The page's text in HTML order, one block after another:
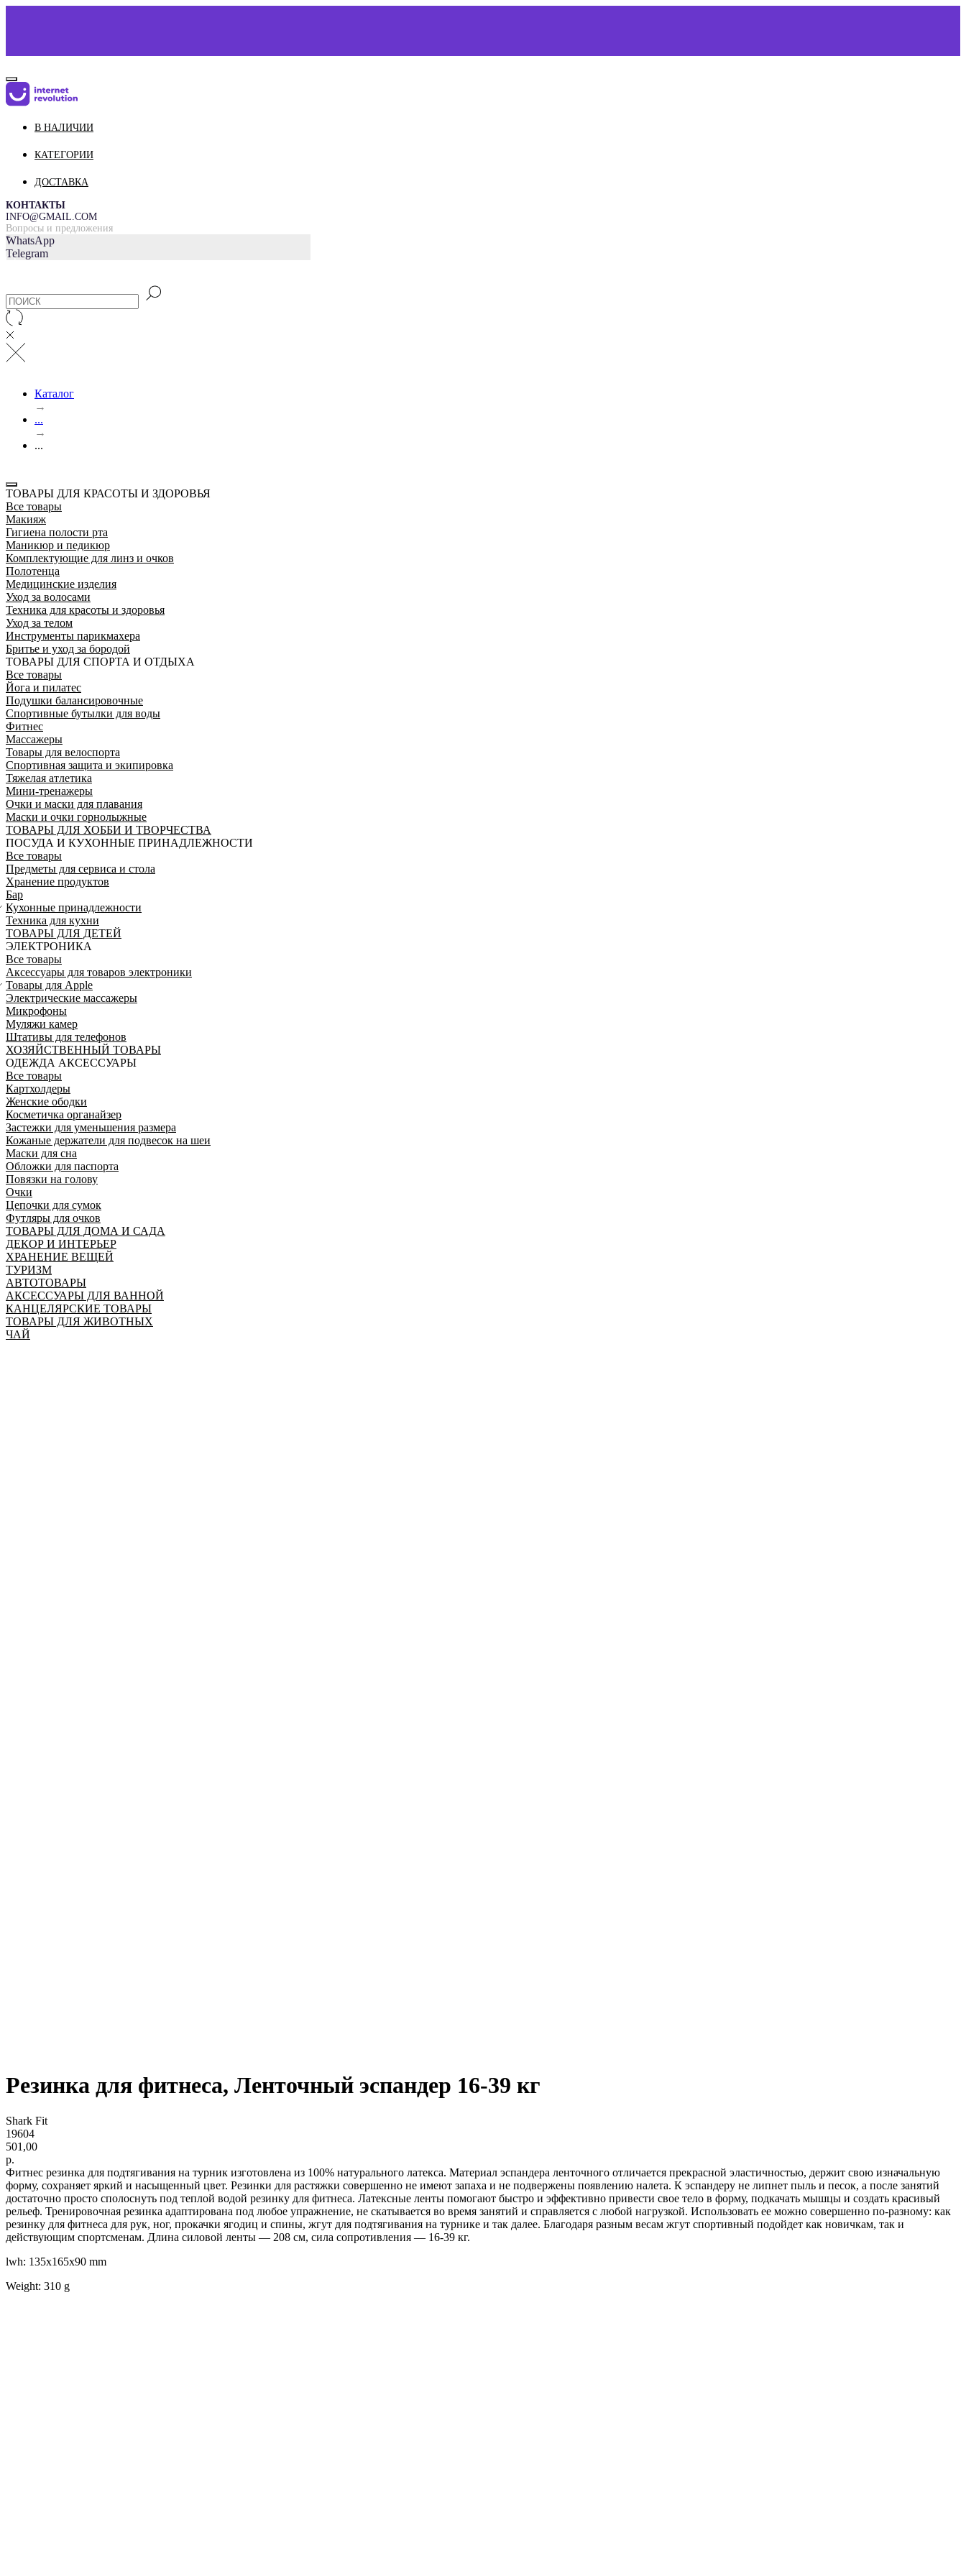
О НАС
ДОСТАВКА И ОПЛАТА
=
В НАЛИЧИИ
КАТЕГОРИИ
ДОСТАВКА
КОНТАКТЫ
INFO@GMAIL.COM
Вопросы и предложения
WhatsApp
Telegram
Каталог
→
...
→
...
ТОВАРЫ ДЛЯ КРАСОТЫ И ЗДОРОВЬЯ
Все товары
Макияж
Гигиена полости рта
Маникюр и педикюр
Комплектующие для линз и очков
Полотенца
Медицинские изделия
Уход за волосами
Техника для красоты и здоровья
Уход за телом
Инструменты парикмахера
Бритье и уход за бородой
ТОВАРЫ ДЛЯ СПОРТА И ОТДЫХА
Все товары
Йога и пилатес
Подушки балансировочные
Спортивные бутылки для воды
Фитнес
Массажеры
Товары для велоспорта
Спортивная защита и экипировка
Тяжелая атлетика
Мини-тренажеры
Очки и маски для плавания
Маски и очки горнолыжные
ТОВАРЫ ДЛЯ ХОББИ И ТВОРЧЕСТВА
ПОСУДА И КУХОННЫЕ ПРИНАДЛЕЖНОСТИ
Все товары
Предметы для сервиса и стола
Хранение продуктов
Бар
Кухонные принадлежности
Техника для кухни
ТОВАРЫ ДЛЯ ДЕТЕЙ
ЭЛЕКТРОНИКА
Все товары
Аксессуары для товаров электроники
Товары для Apple
Электрические массажеры
Микрофоны
Муляжи камер
Штативы для телефонов
ХОЗЯЙСТВЕННЫЙ ТОВАРЫ
ОДЕЖДА АКСЕССУАРЫ
Все товары
Картхолдеры
Женские ободки
Косметичка органайзер
Застежки для уменьшения размера
Кожаные держатели для подвесок на шеи
Маски для сна
Обложки для паспорта
Повязки на голову
Очки
Цепочки для сумок
Футляры для очков
ТОВАРЫ ДЛЯ ДОМА И САДА
ДЕКОР И ИНТЕРЬЕР
ХРАНЕНИЕ ВЕЩЕЙ
ТУРИЗМ
АВТОТОВАРЫ
АКСЕССУАРЫ ДЛЯ ВАННОЙ
КАНЦЕЛЯРСКИЕ ТОВАРЫ
ТОВАРЫ ДЛЯ ЖИВОТНЫХ
ЧАЙ
Резинка для фитнеса, Ленточный эспандер 16-39 кг
Shark Fit
19604
501,00
р.
Фитнес резинка для подтягивания на турник изготовлена из 100% натурального латекса. Материал эспандера ленточного отличается прекрасной эластичностью, держит свою изначальную
форму, сохраняет яркий и насыщенный цвет. Резинки для растяжки совершенно не имеют запаха и не подвержены появлению налета. К эспандеру не липнет пыль и песок, а после занятий
достаточно просто сполоснуть под теплой водой резинку для фитнеса. Латексные ленты помогают быстро и эффективно привести свое тело в форму, подкачать мышцы и создать красивый
рельеф. Тренировочная резинка адаптирована под любое упражнение, не скатывается во время занятий и справляется с любой нагрузкой. Использовать ее можно совершенно по-разному: как
резинку для фитнеса для рук, ног, прокачки ягодиц и спины, жгут для подтягивания на турнике и так далее. Благодаря разным весам жгут спортивный подойдет как новичкам, так и
действующим спортсменам. Длина силовой ленты — 208 см, сила сопротивления — 16-39 кг.
lwh: 135x165x90 mm
Weight: 310 g